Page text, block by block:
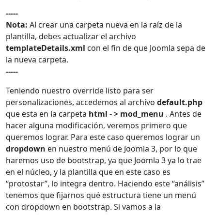
-----
Nota: Al crear una carpeta nueva en la raíz de la
plantilla, debes actualizar el archivo
templateDetails.xml con el fin de que Joomla sepa de
la nueva carpeta.
-----
Teniendo nuestro override listo para ser
personalizaciones, accedemos al archivo default.php
que esta en la carpeta html - > mod_menu . Antes de
hacer alguna modificación, veremos primero que
queremos lograr. Para este caso queremos lograr un
dropdown en nuestro menú de Joomla 3, por lo que
haremos uso de bootstrap, ya que Joomla 3 ya lo trae
en el núcleo, y la plantilla que en este caso es
“protostar”, lo integra dentro. Haciendo este “análisis”
tenemos que fijarnos qué estructura tiene un menú
con dropdown en bootstrap. Si vamos a la